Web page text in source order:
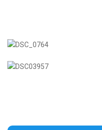
Серпень 2026
Квітень 2026